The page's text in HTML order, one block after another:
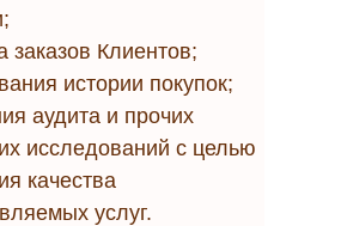
заказов Клиентов;
истории покупок;
аудита и прочих
исследований с целью
качества
услуг.